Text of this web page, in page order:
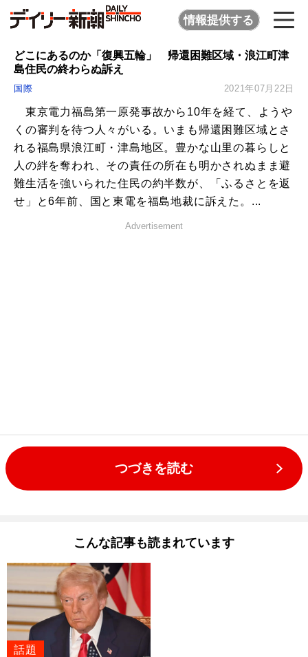
情報提供する
どこにあるのか「復興五輪」 帰還困難区域・浪江町津
島住民の終わらぬ訴え
国際 2021年07月22日
東京電力福島第一原発事故から10年を経て、ようや
くの審判を待つ人々がいる。いまも帰還困難区域とさ
れる福島県浪江町・津島地区。豊かな山里の暮らしと
人の絆を奪われ、その責任の所在も明かされぬまま避
難生活を強いられた住民の約半数が、「ふるさとを返
せ」と6年前、国と東電を福島地裁に訴えた。...
Advertisement
つづきを読む
こんな記事も読まれています
話題